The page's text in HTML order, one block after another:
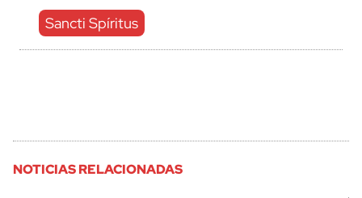
Sancti Spíritus
NOTICIAS RELACIONADAS